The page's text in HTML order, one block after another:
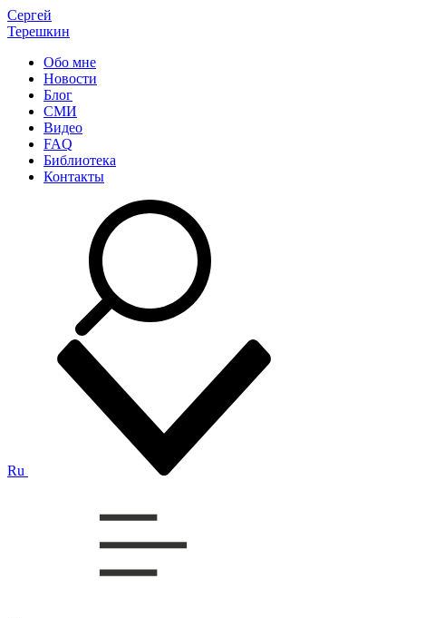
Сергей
Терешкин
Обо мне
Новости
Блог
СМИ
Видео
FAQ
Библиотека
Контакты
Ru